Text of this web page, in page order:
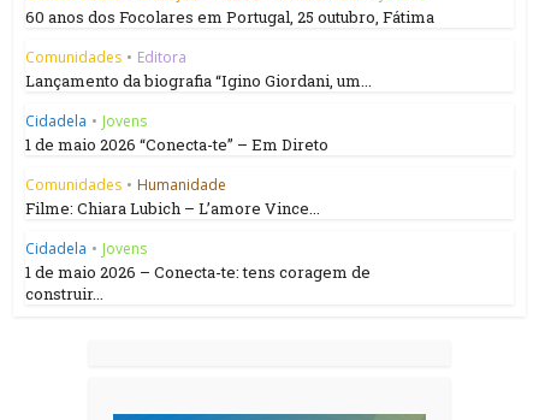
60 anos dos Focolares em Portugal, 25 outubro, Fátima
Comunidades • Editora
Lançamento da biografia “Igino Giordani, um...
Cidadela • Jovens
1 de maio 2026 “Conecta-te” – Em Direto
Comunidades • Humanidade
Filme: Chiara Lubich – L’amore Vince...
Cidadela • Jovens
1 de maio 2026 – Conecta-te: tens coragem de
construir...